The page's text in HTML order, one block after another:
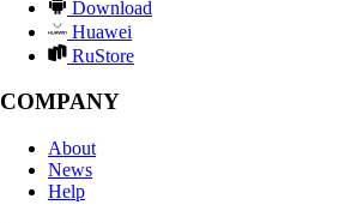
Download
Huawei
RuStore
COMPANY
About
News
Help